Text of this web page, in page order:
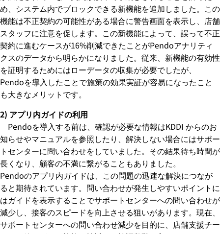
め、システム内でブロックできる新機能を追加しました。この
機能は不正契約の可能性がある場合に警告画面を表示し、店舗
スタッフに注意を促します。この新機能によって、誤って不正
契約に進むケースが16%削減できたことがPendoアナリティ
クスのデータから明らかになりました。従来、新機能の有効性
を証明するためにはローデータの収集が必要でしたが、
Pendoを導入したことで施策の効果実証が容易になったこと
も大きなメリットです。
2) アプリ内ガイドの利用
Pendoを導入する前は、確認が必要な情報はKDDI からのお
知らせやマニュアルを参照したり、解決しない場合にはサポー
トセンターに問い合わせをしていました。その結果待ち時間が
長くなり、顧客の不満に繋がることもありました。
Pendoのアプリ内ガイドは、この問題の迅速な解決につなが
ると期待されています。問い合わせが発生しやすいポイントに
はガイドを表示することでサポートセンターへの問い合わせが
減少し、接客のスピードを向上させる狙いがあります。現在、
サポートセンターへの問い合わせ減少を目的に、店舗支援チー